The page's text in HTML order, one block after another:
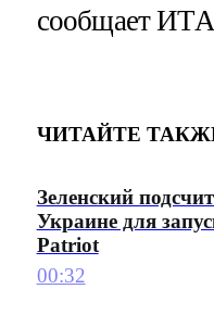
сообщает
ЧИТАЙТЕ
Зеленский
Украине для
Patriot
00:32